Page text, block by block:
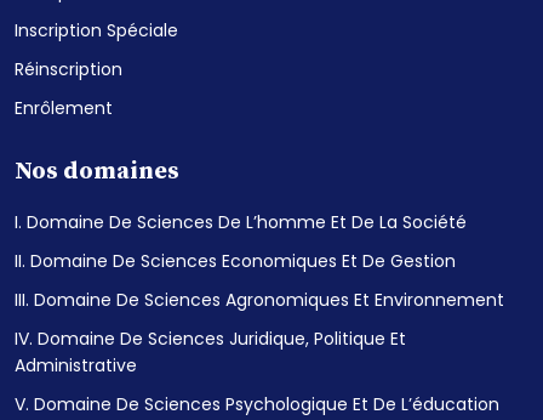
Inscription Spéciale
Réinscription
Enrôlement
Nos domaines
I. Domaine De Sciences De L’homme Et De La Société
II. Domaine De Sciences Economiques Et De Gestion
III. Domaine De Sciences Agronomiques Et Environnement
IV. Domaine De Sciences Juridique, Politique Et
Administrative
V. Domaine De Sciences Psychologique Et De L’éducation